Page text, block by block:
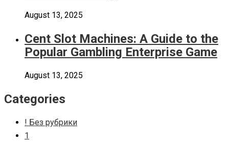
August 13, 2025
Cent Slot Machines: A Guide to the
Popular Gambling Enterprise Game
August 13, 2025
Categories
! Без рубрики
1